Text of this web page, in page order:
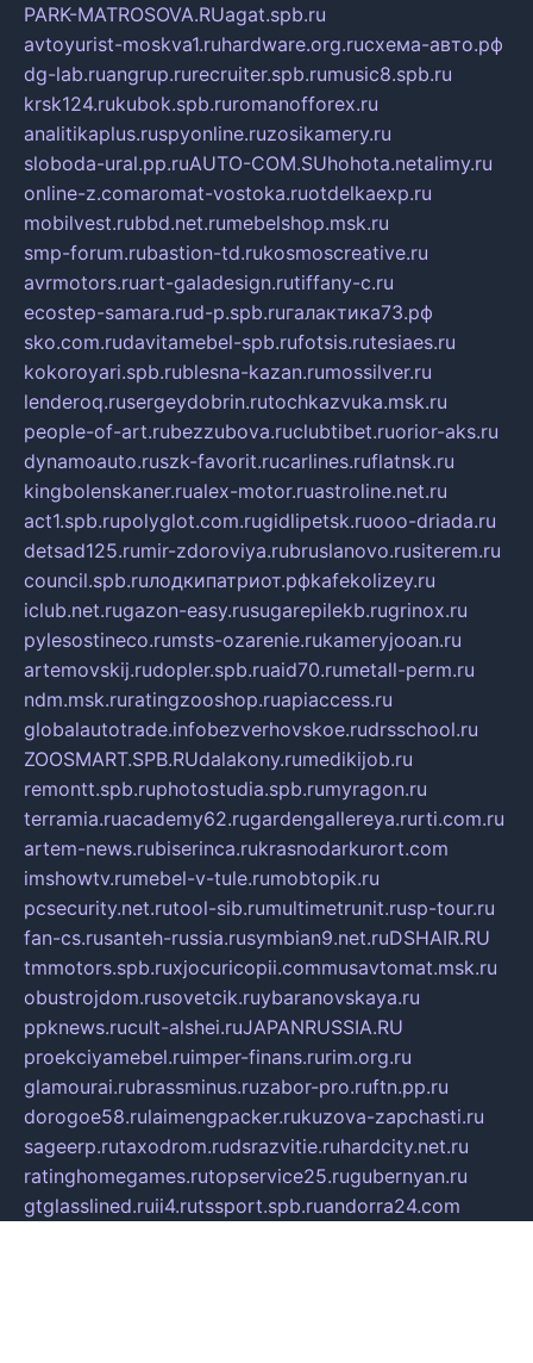
PARK-MATROSOVA.RUagat.spb.ru
avtoyurist-moskva1.ruhardware.org.ruсхема-авто.рф
dg-lab.ruangrup.rurecruiter.spb.rumusic8.spb.ru
krsk124.rukubok.spb.ruromanofforex.ru
analitikaplus.ruspyonline.ruzosikamery.ru
sloboda-ural.pp.ruAUTO-COM.SUhohota.netalimy.ru
online-z.comaromat-vostoka.ruotdelkaexp.ru
mobilvest.rubbd.net.rumebelshop.msk.ru
smp-forum.rubastion-td.rukosmoscreative.ru
avrmotors.ruart-galadesign.rutiffany-c.ru
ecostep-samara.rud-p.spb.ruгалактика73.рф
sko.com.rudavitamebel-spb.rufotsis.rutesiaes.ru
kokoroyari.spb.rublesna-kazan.rumossilver.ru
lenderoq.rusergeydobrin.rutochkazvuka.msk.ru
people-of-art.rubezzubova.ruclubtibet.ruorior-aks.ru
dynamoauto.ruszk-favorit.rucarlines.ruflatnsk.ru
kingbolenskaner.rualex-motor.ruastroline.net.ru
act1.spb.rupolyglot.com.rugidlipetsk.ruooo-driada.ru
detsad125.rumir-zdoroviya.rubruslanovo.rusiterem.ru
council.spb.ruлодкипатриот.рфkafekolizey.ru
iclub.net.rugazon-easy.rusugarepilekb.rugrinox.ru
pylesostineco.rumsts-ozarenie.rukameryjooan.ru
artemovskij.rudopler.spb.ruaid70.rumetall-perm.ru
ndm.msk.ruratingzooshop.ruapiaccess.ru
globalautotrade.infobezverhovskoe.rudrsschool.ru
ZOOSMART.SPB.RUdalakony.rumedikijob.ru
remontt.spb.ruphotostudia.spb.rumyragon.ru
terramia.ruacademy62.rugardengallereya.rurti.com.ru
artem-news.rubiserinca.rukrasnodarkurort.com
imshowtv.rumebel-v-tule.rumobtopik.ru
pcsecurity.net.rutool-sib.rumultimetrunit.rusp-tour.ru
fan-cs.rusanteh-russia.rusymbian9.net.ruDSHAIR.RU
tmmotors.spb.ruxjocuricopii.commusavtomat.msk.ru
obustrojdom.rusovetcik.ruybaranovskaya.ru
ppknews.rucult-alshei.ruJAPANRUSSIA.RU
proekciyamebel.ruimper-finans.rurim.org.ru
glamourai.rubrassminus.ruzabor-pro.ruftn.pp.ru
dorogoe58.rulaimengpacker.rukuzova-zapchasti.ru
sageerp.rutaxodrom.rudsrazvitie.ruhardcity.net.ru
ratinghomegames.rutopservice25.rugubernyan.ru
gtglasslined.ruii4.rutssport.spb.ruandorra24.com